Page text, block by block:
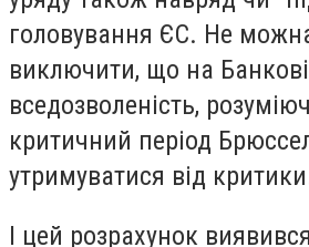
головування ЄС. Не
виключити, що на
вседозволеність,
критичний період
утримуватися від
І цей розрахунок